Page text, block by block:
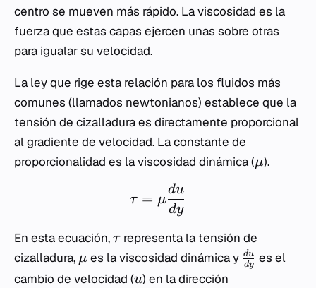
centro se mueven más rápido. La viscosidad es la
fuerza que estas capas ejercen unas sobre otras
para igualar su velocidad.
La ley que rige esta relación para los fluidos más
comunes (llamados newtonianos) establece que la
tensión de cizalladura es directamente proporcional
al gradiente de velocidad. La constante de
proporcionalidad es la viscosidad dinámica (μ).
τ = μ
dy
du
En esta ecuación, τ representa la tensión de
cizalladura, μ es la viscosidad dinámica y dy
du es el
cambio de velocidad (u) en la dirección